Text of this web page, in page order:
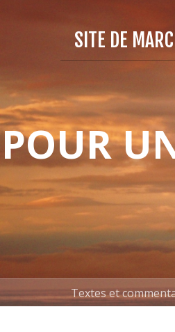
SITE DE
POUR
Textes et